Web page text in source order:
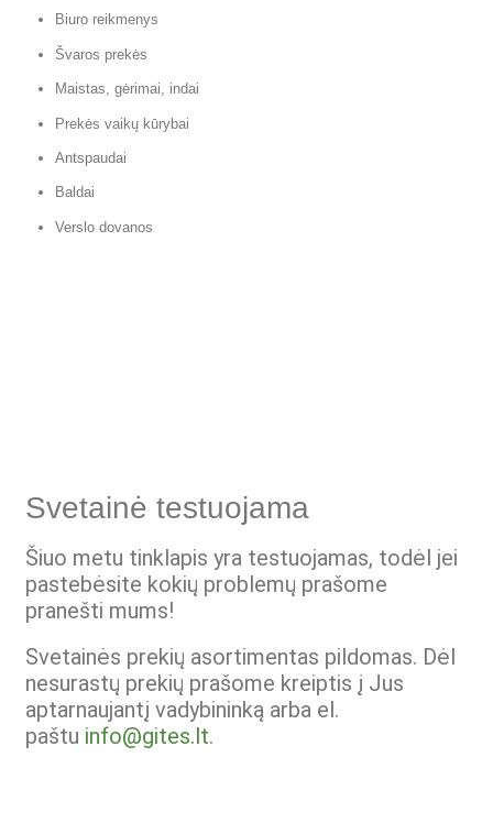
Biuro reikmenys
Švaros prekės
Maistas, gėrimai, indai
Prekės vaikų kūrybai
Antspaudai
Baldai
Verslo dovanos
Svetainė testuojama
Šiuo metu tinklapis yra testuojamas, todėl jei
pastebėsite kokių problemų prašome
pranešti mums!
Svetainės prekių asortimentas pildomas. Dėl
nesurastų prekių prašome kreiptis į Jus
aptarnaujantį vadybininką arba el.
paštu info@gites.lt.